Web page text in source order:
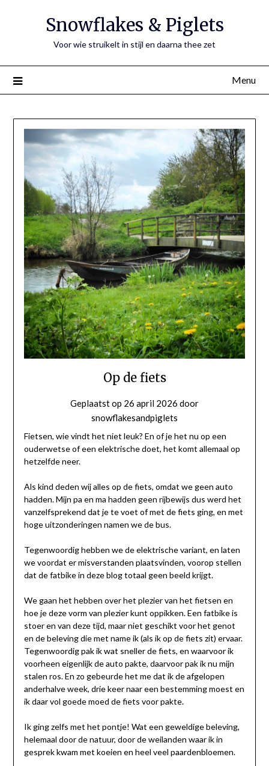
Snowflakes & Piglets
Voor wie struikelt in stijl en daarna thee zet
Menu
Op de fiets
Geplaatst op 26 april 2026 door
snowflakesandpiglets
Fietsen, wie vindt het niet leuk? En of je het nu op een
ouderwetse of een elektrische doet, het komt allemaal op
hetzelfde neer.
Als kind deden wij alles op de fiets, omdat we geen auto
hadden. Mijn pa en ma hadden geen rijbewijs dus werd het
vanzelfsprekend dat je te voet of met de fiets ging, en met
hoge uitzonderingen namen we de bus.
Tegenwoordig hebben we de elektrische variant, en laten
we voordat er misverstanden plaatsvinden, voorop stellen
dat de fatbike in deze blog totaal geen beeld krijgt.
We gaan het hebben over het plezier van het fietsen en
hoe je deze vorm van plezier kunt oppikken. Een fatbike is
stoer en van deze tijd, maar niet geschikt voor het genot
en de beleving die met name ik (als ik op de fiets zit) ervaar.
Tegenwoordig pak ik wat sneller de fiets, en waarvoor ik
voorheen eigenlijk de auto pakte, daarvoor pak ik nu mijn
stalen ros. En zo gebeurde het me dat ik de afgelopen
anderhalve week, drie keer naar een bestemming moest en
ik daar vol goede moed de fiets voor pakte.
Ik ging zelfs met het pontje! Wat een geweldige beleving,
helemaal door de natuur, door de weilanden waar ik in
gesprek kwam met koeien en heel veel paardenbloemen.